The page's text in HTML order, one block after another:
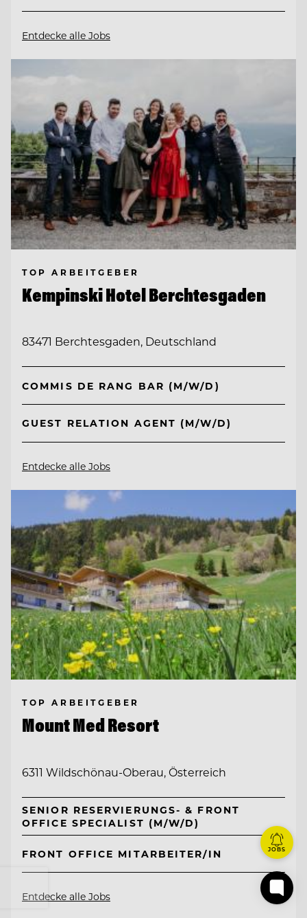
Entdecke alle Jobs
TOP ARBEITGEBER
Kempinski Hotel Berchtesgaden
83471 Berchtesgaden, Deutschland
COMMIS DE RANG BAR (M/W/D)
GUEST RELATION AGENT (M/W/D)
Entdecke alle Jobs
TOP ARBEITGEBER
Mount Med Resort
6311 Wildschönau-Oberau, Österreich
SENIOR RESERVIERUNGS- & FRONT
OFFICE SPECIALIST (M/W/D)
FRONT OFFICE MITARBEITER/IN
Entdecke alle Jobs
JOBS